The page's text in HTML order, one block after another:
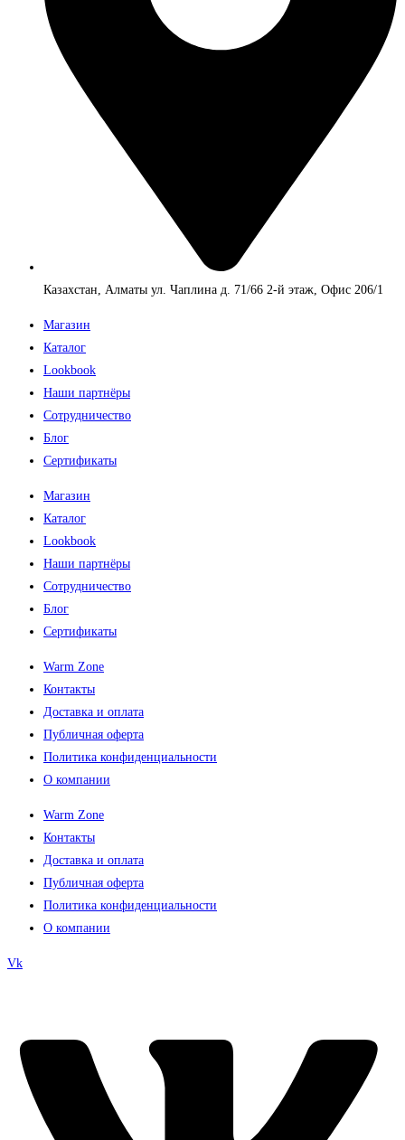
Казахстан, Алматы ул. Чаплина д. 71/66 2-й этаж, Офис 206/1
Магазин
Каталог
Lookbook
Наши партнёры
Сотрудничество
Блог
Сертификаты
Магазин
Каталог
Lookbook
Наши партнёры
Сотрудничество
Блог
Сертификаты
Warm Zone
Контакты
Доставка и оплата
Публичная оферта
Политика конфиденциальности
О компании
Warm Zone
Контакты
Доставка и оплата
Публичная оферта
Политика конфиденциальности
О компании
Vk